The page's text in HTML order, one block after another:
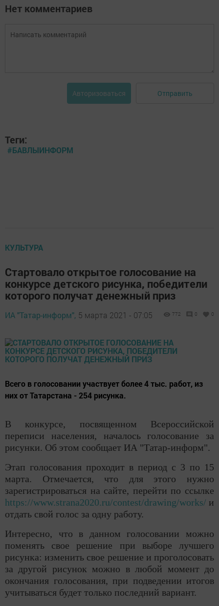
Нет комментариев
Авторизоваться Отправить
Теги:
#БАВЛЫИНФОРМ
КУЛЬТУРА
Стартовало открытое голосование на
конкурсе детского рисунка, победители
которого получат денежный приз
ИА "Татар-информ", 5 марта 2021 - 07:05 772 0 0
Всего в голосовании участвует более 4 тыс. работ, из
них от Татарстана - 254 рисунка.
В конкурсе, посвященном Всероссийской
переписи населения, началось голосование за
рисунки. Об этом сообщает ИА "Татар-информ".
Этап голосования проходит в период с 3 по 15
марта. Отмечается, что для этого нужно
зарегистрироваться на сайте, перейти по ссылке
https://www.strana2020.ru/contest/drawing/works/ и
отдать свой голос за одну работу.
Интересно, что в данном голосовании можно
поменять свое решение при выборе лучшего
рисунка: изменить свое решение и проголосовать
за другой рисунок можно в любой момент до
окончания голосования, при подведении итогов
учитываться будет только последний вариант.